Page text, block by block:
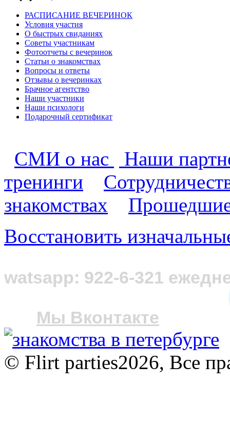
РАСПИСАНИЕ ВЕЧЕРИНОК
Условия участия
О быстрых свиданиях
Советы участникам
Фотоотчеты с вечеринок
Статьи о знакомствах
Вопросы и ответы
Отзывы о вечеринках
Брачное агентство
Наши участники
Наши психологи
Подарочный сертификат
СМИ о нас
Наши
тренинги
знакомствах
Восстановить
watsapp: 922-6-321
Мы Вконтакте
© Flirt parties2026, Все